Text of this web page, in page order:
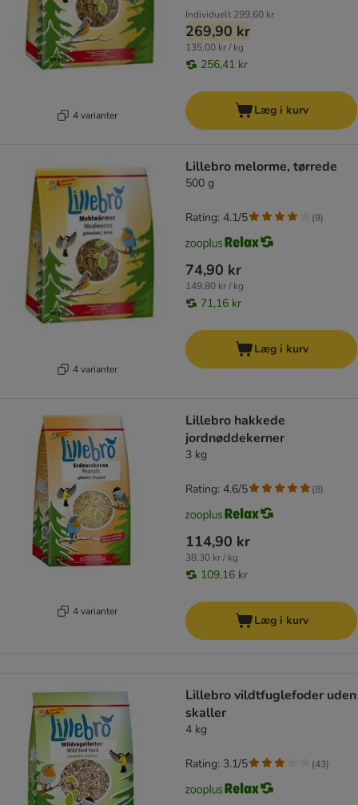
4 varianter
Individuelt 299,60 kr
269,90 kr
135,00 kr / kg
256,41 kr
Læg i kurv
4 varianter
Lillebro melorme, tørrede
500 g
74,90 kr
149,80 kr / kg
71,16 kr
Rating: 4.1/5 (9)
Læg i kurv
4 varianter
Lillebro hakkede
jordnøddekerner
3 kg
114,90 kr
38,30 kr / kg
109,16 kr
Rating: 4.6/5 (8)
Læg i kurv
Lillebro vildtfuglefoder uden
skaller
4 kg
Rating: 3.1/5 (43)